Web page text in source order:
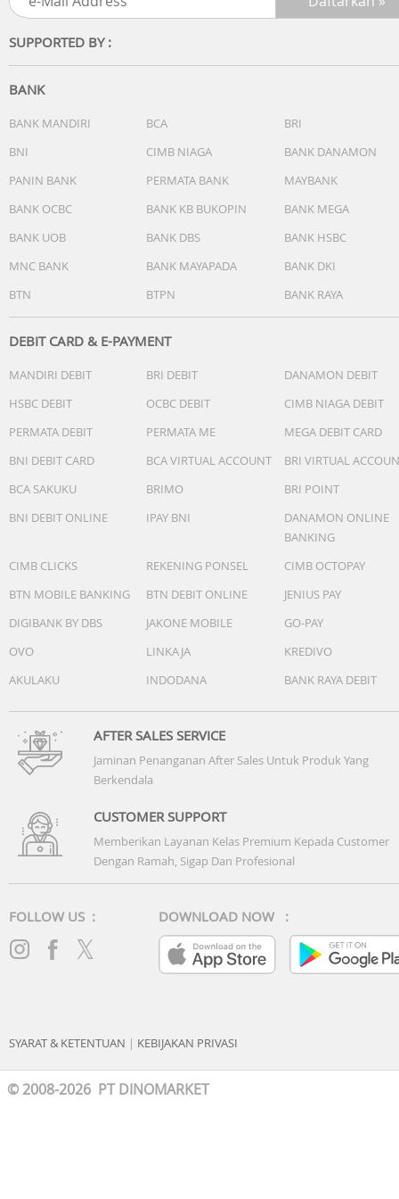
Bluetooth Multi-point Connection
smartphone dan komputer, sehingga memudahkan
antara musik dan meeting virtual tanpa ribet.
Kualitas audio dengan latensi yang minim dan resolusi
suara lebih tinggi saat streaming atau melakukan
Google Fast Pair
dengan hanya satu sentuhan.
cm (D)
Berat bud: 7.7 gram Case: 6,63 cm (T) x 5,94 cm (L) x 2,67
(D)
Isi kotak
3 pasang eartips (S, M, L)
3 pasang stabilitas band (1, 2, 3)
Kabel USB-C (A ke C) (50 cm)
Lembar instruksi
SUPPORTED BY :
BANK
BANK MANDIRI BCA
BRI
BNI
CIMB NIAGA
BANK DANAMON
PANIN BANK
PERMATA BANK
MAYBANK
BANK OCBC
BANK KB BUKOPIN
BANK MEGA
BANK UOB
BANK DBS
BANK HSBC
MNC BANK
BANK MAYAPADA
BANK DKI
BTN
BTPN BANK RAYA
DEBIT CARD & E-PAYMENT
MANDIRI DEBIT BRI DEBIT
DANAMON DEBIT
HSBC DEBIT
OCBC DEBIT
CIMB NIAGA DEBIT
PERMATA DEBIT
PERMATA ME
MEGA DEBIT CARD
BNI DEBIT CARD
BCA VIRTUAL ACCOUNT
BRI VIRTUAL
BCA SAKUKU
BRIMO
BRI POINT
BNI DEBIT ONLINE
IPAY BNI
DANAMON ONLINE
BANKING
CIMB CLICKS
REKENING PONSEL
CIMB OCTOPAY
BTN MOBILE BANKING
BTN DEBIT ONLINE
JENIUS PAY
DIGIBANK BY DBS
JAKONE MOBILE
GO-PAY
OVO
LINKAJA
KREDIVO
AKULAKU
INDODANA BANK RAYA DEBIT
AFTER SALES SERVICE
Jaminan Penanganan After Sales Untuk Produk Yang
Berkendala
CUSTOMER SUPPORT
Memberikan Layanan Kelas Premium Kepada Customer
Dengan Ramah, Sigap Dan Profesional
FOLLOW US : DOWNLOAD NOW :
SYARAT & KETENTUAN | KEBIJAKAN PRIVASI
© 2008-2026 PT DINOMARKET